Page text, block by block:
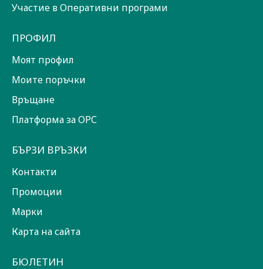
Участие в Оперативни програми
ПРОФИЛ
Моят профил
Моите поръчки
Връщане
Платформа за ОРС
БЪРЗИ ВРЪЗКИ
Контакти
Промоции
Марки
Карта на сайта
БЮЛЕТИН